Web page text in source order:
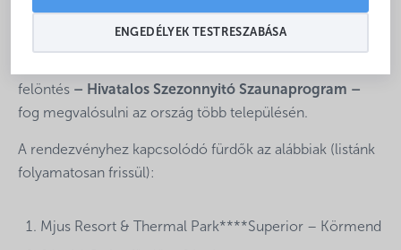
ENGEDÉLYEK TESTRESZABÁSA
felöntés – Hivatalos Szezonnyitó Szaunaprogram –
fog megvalósulni az ország több településén.
A rendezvényhez kapcsolódó fürdők az alábbiak (listánk
folyamatosan frissül):
Mjus Resort & Thermal Park****Superior – Körmend